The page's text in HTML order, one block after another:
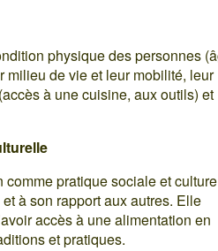
physique des personnes
milieu de vie et leur mobilité, leur
à une cuisine, aux outils) et
comme pratique sociale et
à son rapport aux autres. Elle
accès à une alimentation en
et pratiques.